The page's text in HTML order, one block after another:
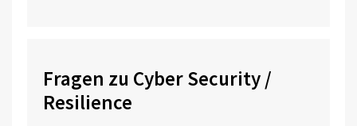
Fragen zu Cyber Security /
Resilience